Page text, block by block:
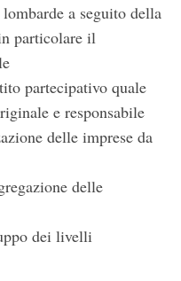
a seguito della
particolare il
partecipativo quale
e responsabile
delle imprese da
delle
dei livelli